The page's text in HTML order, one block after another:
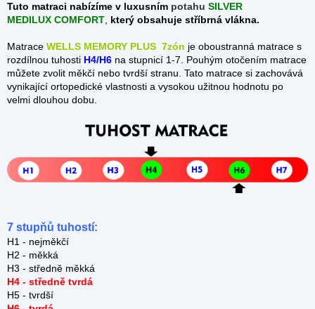
Tuto matraci nabízíme v luxusním potahu SILVER
MEDILUX COMFORT který obsahuje stříbrná vlákna.
Matrace WELLS MEMORY PLUS 7zón je oboustranná matrace s
rozdílnou tuhosti H4/H6 na stupnicí 1-7. Pouhým otočením matrace
můžete zvolit měkčí nebo tvrdší stranu. Tato matrace si zachovává
vynikající ortopedické vlastnosti a vysokou užitnou hodnotu po
velmi dlouhou dobu.
7 stupňů tuhostí:
H1 - nejměkčí
H2 - měkká
H3 - středně měkká
H4 - středně tvrdá
H5 - tvrdší